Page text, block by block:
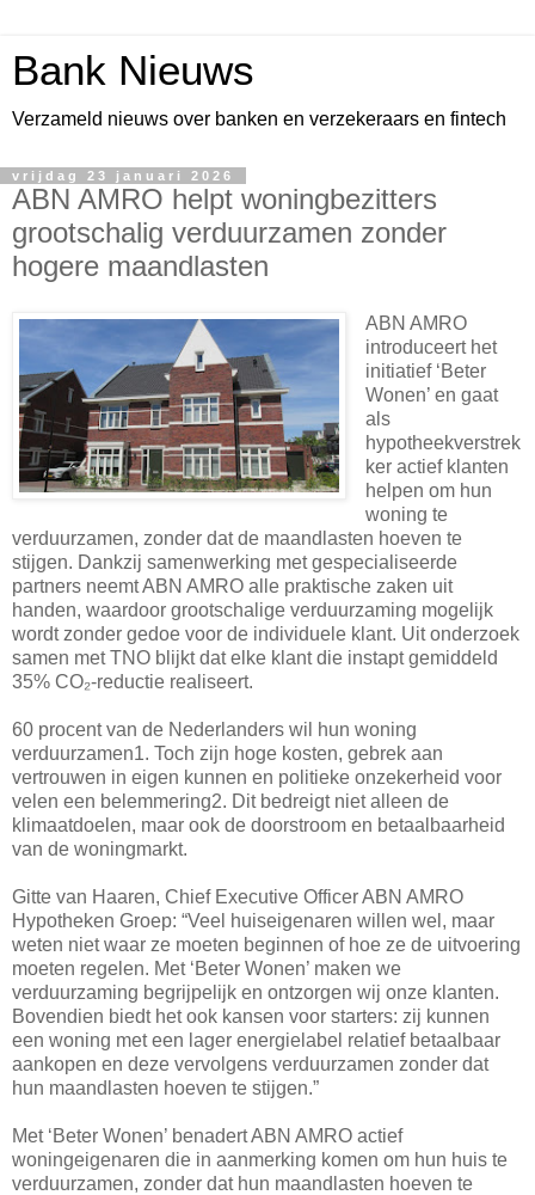
Bank Nieuws
Verzameld nieuws over banken en verzekeraars en fintech
vrijdag 23 januari 2026
ABN AMRO helpt woningbezitters
grootschalig verduurzamen zonder
hogere maandlasten
ABN AMRO
introduceert het
initiatief ‘Beter
Wonen’ en gaat
als
hypotheekverstrek
ker actief klanten
helpen om hun
woning te
verduurzamen, zonder dat de maandlasten hoeven te
stijgen. Dankzij samenwerking met gespecialiseerde
partners neemt ABN AMRO alle praktische zaken uit
handen, waardoor grootschalige verduurzaming mogelijk
wordt zonder gedoe voor de individuele klant. Uit onderzoek
samen met TNO blijkt dat elke klant die instapt gemiddeld
35% CO₂‑reductie realiseert.
60 procent van de Nederlanders wil hun woning
verduurzamen1. Toch zijn hoge kosten, gebrek aan
vertrouwen in eigen kunnen en politieke onzekerheid voor
velen een belemmering2. Dit bedreigt niet alleen de
klimaatdoelen, maar ook de doorstroom en betaalbaarheid
van de woningmarkt.
Gitte van Haaren, Chief Executive Officer ABN AMRO
Hypotheken Groep: “Veel huiseigenaren willen wel, maar
weten niet waar ze moeten beginnen of hoe ze de uitvoering
moeten regelen. Met ‘Beter Wonen’ maken we
verduurzaming begrijpelijk en ontzorgen wij onze klanten.
Bovendien biedt het ook kansen voor starters: zij kunnen
een woning met een lager energielabel relatief betaalbaar
aankopen en deze vervolgens verduurzamen zonder dat
hun maandlasten hoeven te stijgen.”
Met ‘Beter Wonen’ benadert ABN AMRO actief
woningeigenaren die in aanmerking komen om hun huis te
verduurzamen, zonder dat hun maandlasten hoeven te